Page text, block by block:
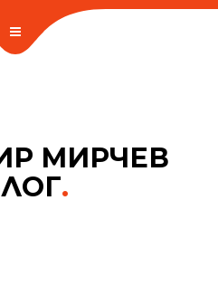
МИРЧЕВ
.